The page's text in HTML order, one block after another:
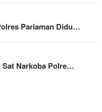
Pariaman Didu…
Sat Narkoba Polre…